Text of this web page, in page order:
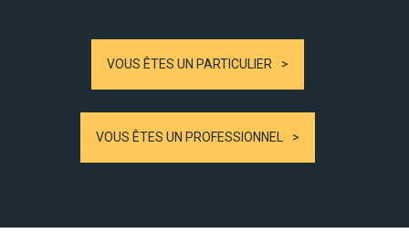
VOUS ÊTES UN PARTICULIER
VOUS ÊTES UN PROFESSIONNEL